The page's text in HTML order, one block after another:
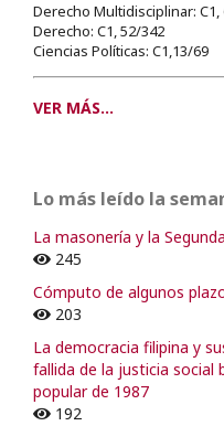
Derecho Multidisciplinar: C1,
Derecho: C1, 52/342
Ciencias Políticas: C1,13/69
VER MÁS...
Lo más leído la
La masonería y la
245
Cómputo de algunos
203
La democracia filipina y
fallida de la justicia social
popular de 1987
192